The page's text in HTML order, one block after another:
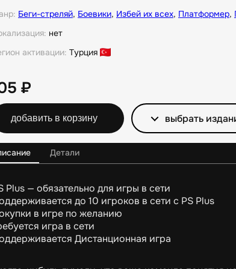
Беги-стреляй, Боевики, Избей их всех, Платформер,
нет
активации: Турция
₽
добавить в корзину выбрать
Детали
Plus — обязательно для игры в сети
до 10 игроков в сети с PS Plus
в игре по желанию
игра в сети
Дистанционная игра